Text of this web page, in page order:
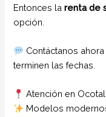
Entonces larenta de
opción.
Contáctanos
terminen las fechas.
Atención en Ocotal
Modelos